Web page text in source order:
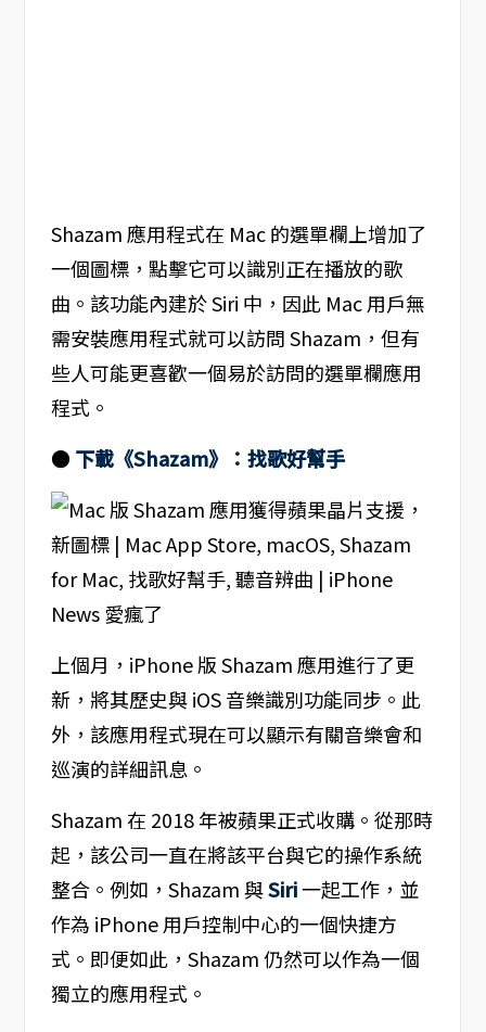
Shazam 應用程式在 Mac 的選單欄上增加了
一個圖標，點擊它可以識別正在播放的歌
曲。該功能內建於 Siri 中，因此 Mac 用戶無
需安裝應用程式就可以訪問 Shazam，但有
些人可能更喜歡一個易於訪問的選單欄應用
程式。
● 下載《Shazam》：找歌好幫手
上個月，iPhone 版 Shazam 應用進行了更
新，將其歷史與 iOS 音樂識別功能同步。此
外，該應用程式現在可以顯示有關音樂會和
巡演的詳細訊息。
Shazam 在 2018 年被蘋果正式收購。從那時
起，該公司一直在將該平台與它的操作系統
整合。例如，Shazam 與Siri一起工作，並
作為 iPhone 用戶控制中心的一個快捷方
式。即便如此，Shazam 仍然可以作為一個
獨立的應用程式。